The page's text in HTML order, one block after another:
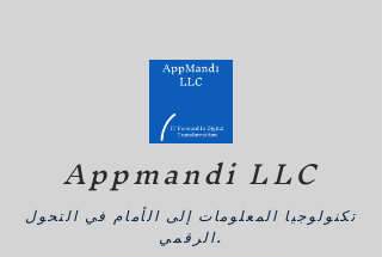
Appmandi LLC
تكنولوجيا المعلومات إلى الأمام في التحول
الرقمي.